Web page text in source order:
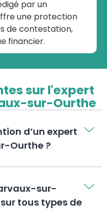
par un
une protection
de contestation,
financier.
sur l'expert
sur-Ourthe
d’un expert
Ourthe ?
sur-
tous types de